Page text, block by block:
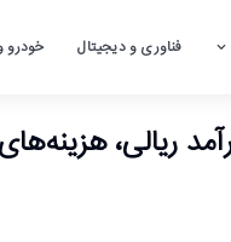
فناوری و دیجیتال خودرو
ریالی،